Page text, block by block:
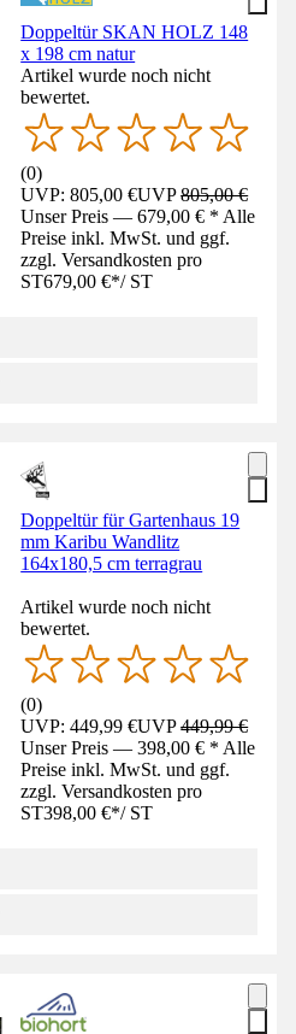
Doppeltür SKAN HOLZ 148
x 198 cm natur
Artikel wurde noch nicht
bewertet.
(0)
UVP: 805,00 €UVP805,00 €
Unser Preis — 679,00 € * Alle
Preise inkl. MwSt. und ggf.
zzgl. Versandkosten pro
ST679,00 €*/ ST
Doppeltür für Gartenhaus 19
mm Karibu Wandlitz
164x180,5 cm terragrau
Artikel wurde noch nicht
bewertet.
(0)
UVP: 449,99 €UVP449,99 €
Unser Preis — 398,00 € * Alle
Preise inkl. MwSt. und ggf.
zzgl. Versandkosten pro
ST398,00 €*/ ST